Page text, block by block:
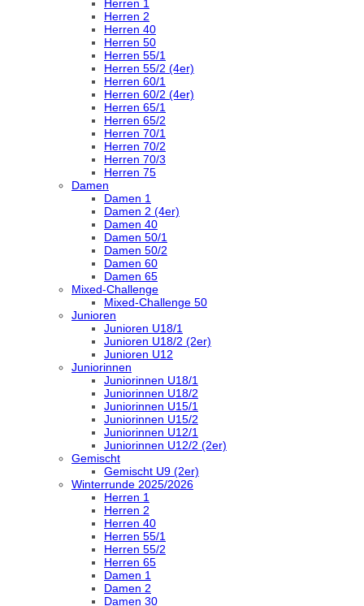
Herren 1
Herren 2
Herren 40
Herren 50
Herren 55/1
Herren 55/2 (4er)
Herren 60/1
Herren 60/2 (4er)
Herren 65/1
Herren 65/2
Herren 70/1
Herren 70/2
Herren 70/3
Herren 75
Damen
Damen 1
Damen 2 (4er)
Damen 40
Damen 50/1
Damen 50/2
Damen 60
Damen 65
Mixed-Challenge
Mixed-Challenge 50
Junioren
Junioren U18/1
Junioren U18/2 (2er)
Junioren U12
Juniorinnen
Juniorinnen U18/1
Juniorinnen U18/2
Juniorinnen U15/1
Juniorinnen U15/2
Juniorinnen U12/1
Juniorinnen U12/2 (2er)
Gemischt
Gemischt U9 (2er)
Winterrunde 2025/2026
Herren 1
Herren 2
Herren 40
Herren 55/1
Herren 55/2
Herren 65
Damen 1
Damen 2
Damen 30